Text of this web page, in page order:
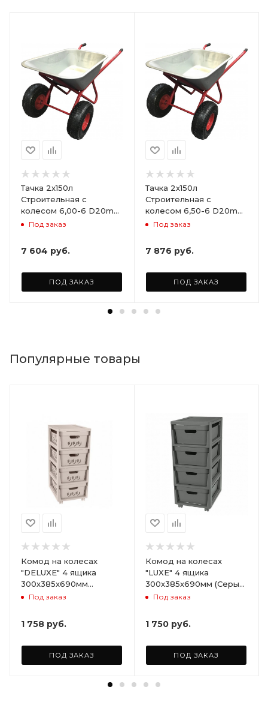
Тачка 2х150л
Строительная с
колесом 6,00-6 D20mm
не сим.ступица (Red
Под заказ
7 604 руб.
ПОД ЗАКАЗ
Тачка 2х150л
Строительная с
колесом 6,50-6 D20mm
не сим.ступица (Red
Под заказ
7 876 руб.
ПОД ЗАКАЗ
Популярные товары
Комод на колесах
"DELUXE" 4 ящика
300х385х690мм
(Светло-бежевый)
Под заказ
1 758 руб.
ПОД ЗАКАЗ
Комод на колесах
"LUXE" 4 ящика
300х385х690мм (Серый)
ARD258086
Под заказ
1 750 руб.
ПОД ЗАКАЗ